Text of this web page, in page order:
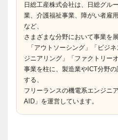
日総工産株式会社は、日総グル
業、介護福祉事業、障がい者雇
など、
さまざまな分野において事業を
「アウトソーシング」「ビジ
ジニアリング」「ファクトリー
事業を柱に、製造業やICT分野
する、
フリーランスの機電系エンジニ
AID」を運営しています。